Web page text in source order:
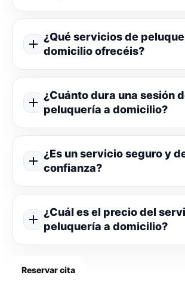
¿Qué servicios de
domicilio ofrecéis?
¿Cuánto dura una sesión
peluquería a domicilio?
¿Es un servicio seguro y
confianza?
¿Cuál es el precio del
peluquería a domicilio?
Reservar cita